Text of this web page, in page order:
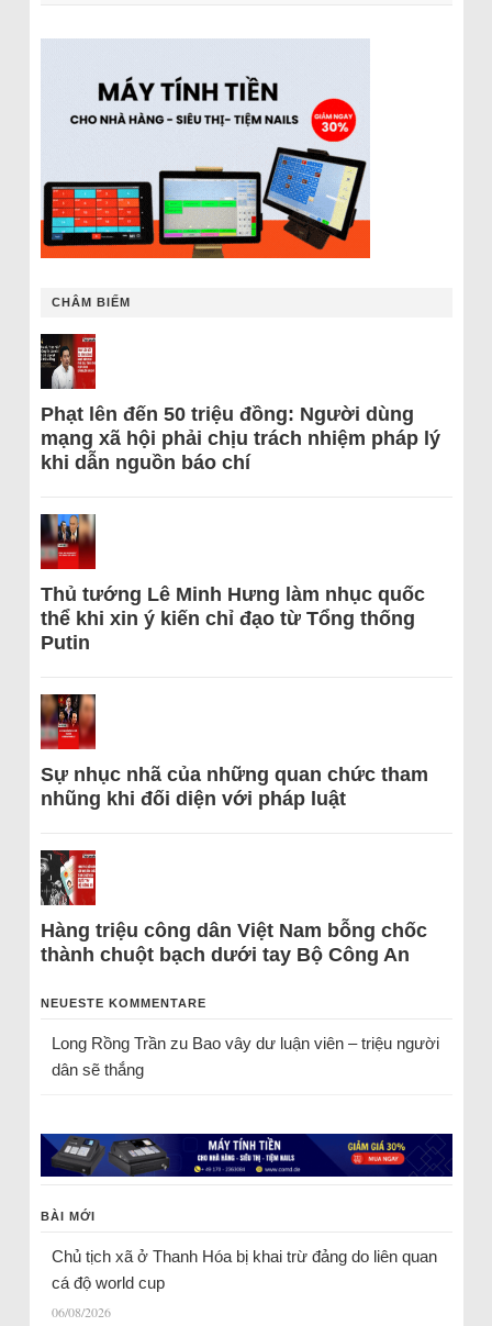
CHÂM BIẾM
Phạt lên đến 50 triệu đồng: Người dùng
mạng xã hội phải chịu trách nhiệm pháp lý
khi dẫn nguồn báo chí
Thủ tướng Lê Minh Hưng làm nhục quốc
thể khi xin ý kiến chỉ đạo từ Tổng thống
Putin
Sự nhục nhã của những quan chức tham
nhũng khi đối diện với pháp luật
Hàng triệu công dân Việt Nam bỗng chốc
thành chuột bạch dưới tay Bộ Công An
NEUESTE KOMMENTARE
Long Rồng Trầnzu Bao vây dư luận viên – triệu người
dân sẽ thắng
BÀI MỚI
Chủ tịch xã ở Thanh Hóa bị khai trừ đảng do liên quan
cá độ world cup
06/08/2026